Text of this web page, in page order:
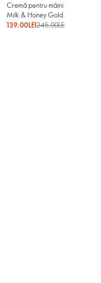
Cremă pentru mâini și corp
Milk & Honey Gold Majestic
Magnolia
139,00LEI245,00LEI